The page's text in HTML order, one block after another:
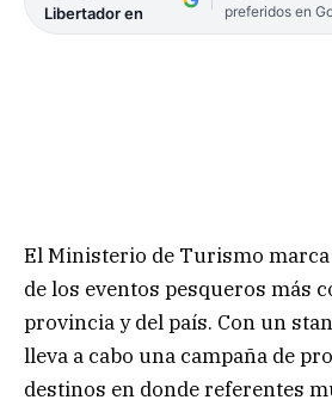
Libertador en
preferidos en
El Ministerio de Turismo
de los eventos pesqueros más
provincia y del país. Con un
lleva a cabo una campaña de
destinos en donde referentes